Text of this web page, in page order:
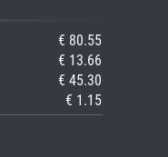
€ 80.55
€ 13.66
€ 45.30
€ 1.15